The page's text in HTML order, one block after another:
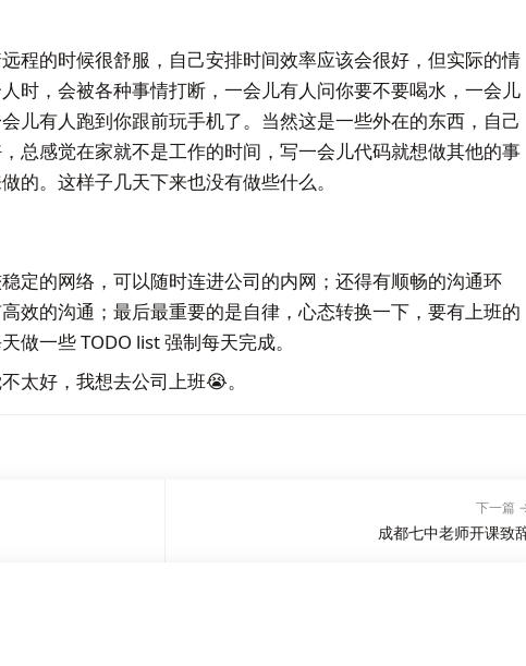
程的时候很舒服，自己安排时间效率应该会很好，但实际的情
时，会被各种事情打断，一会儿有人问你要不要喝水，一会儿
儿有人跑到你跟前玩手机了。当然这是一些外在的东西，自己
总感觉在家就不是工作的时间，写一会儿代码就想做其他的事
的。这样子几天下来也没有做些什么。
定的网络，可以随时连进公司的内网；还得有顺畅的沟通环
效的沟通；最后最重要的是自律，心态转换一下，要有上班的
做一些 TODO list 强制每天完成。
太好，我想去公司上班😭。
下一篇
成都七中老师开课致